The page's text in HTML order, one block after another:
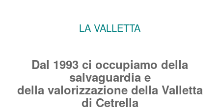
LA VALLETTA
Dal 1993 ci occupiamo della
salvaguardia e
della valorizzazione della Valletta
di Cetrella